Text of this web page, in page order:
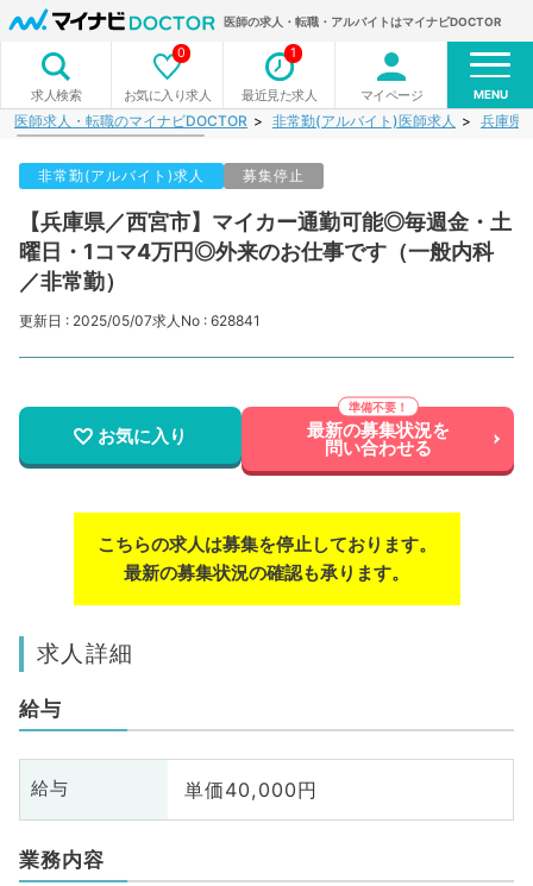
医師の求人・転職・アルバイトはマイナビDOCTOR
求人検索 お気に入り求人
0
最近見た求人
1
マイページ MENU
医師求人・転職のマイナビDOCTOR 非常勤(アルバイト)医師求人 兵庫県
非常勤(アルバイト)求人 募集停止
【兵庫県／西宮市】マイカー通勤可能◎毎週金・土
曜日・1コマ4万円◎外来のお仕事です（一般内科
／非常勤）
更新日 : 2025/05/07求人No : 628841
お気に入り 最新の募集状況を
問い合わせる
こちらの求人は募集を停止しております。
最新の募集状況の確認も承ります。
求人詳細
給与
給与 単価40,000円
業務内容